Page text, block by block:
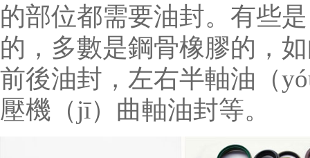
的部位都需要油封。有些
的，多數是鋼骨橡膠的，
前後油封，左右半軸油（
壓機（jī）曲軸油封等。